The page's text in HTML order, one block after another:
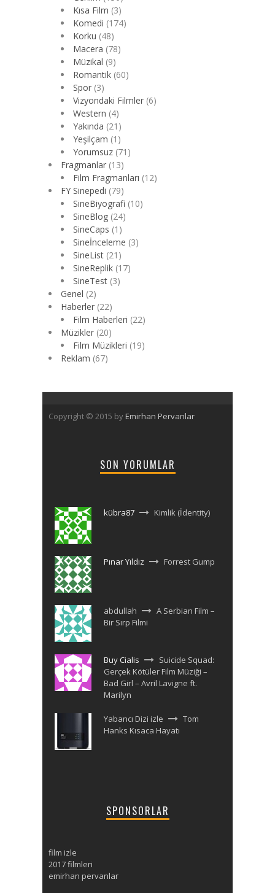
Kısa Film (3)
Komedi (174)
Korku (48)
Macera (78)
Müzikal (9)
Romantik (60)
Spor (3)
Vizyondaki Filmler (6)
Western (4)
Yakında (21)
Yeşilçam (1)
Yorumsuz (71)
Fragmanlar (13)
Film Fragmanları (12)
FY Sinepedi (79)
SineBiyografi (10)
SineBlog (24)
SineCaps (1)
Sineİnceleme (3)
SineList (21)
SineReplik (17)
SineTest (3)
Genel (2)
Haberler (22)
Film Haberleri (22)
Müzikler (20)
Film Müzikleri (19)
Reklam (67)
Copyright © 2015 by Emirhan Pervanlar
SON YORUMLAR
kübra87 Kimlik (İdentity)
Pınar Yıldız Forrest Gump
abdullah
A Serbian Film –
Bir Sırp Filmi
Buy Cialis
Suicide Squad:
Gerçek Kötüler Film Müziği –
Bad Girl – Avril Lavigne ft.
Marilyn
Yabancı Dizi izle
Tom
Hanks Kısaca Hayatı
SPONSORLAR
film izle
2017 filmleri
emirhan pervanlar